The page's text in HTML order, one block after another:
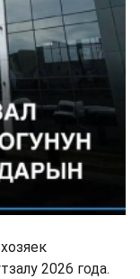
2026 года.